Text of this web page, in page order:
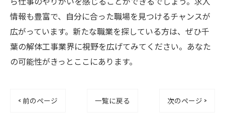
情報も豊富で、自分に合った職場を見つけるチャンスが
広がっています。新たな職業を探している方は、ぜひ千
葉の解体工事業界に視野を広げてみてください。あなた
の可能性がきっとここにあります。
< 前のページ 一覧に戻る 次のページ >